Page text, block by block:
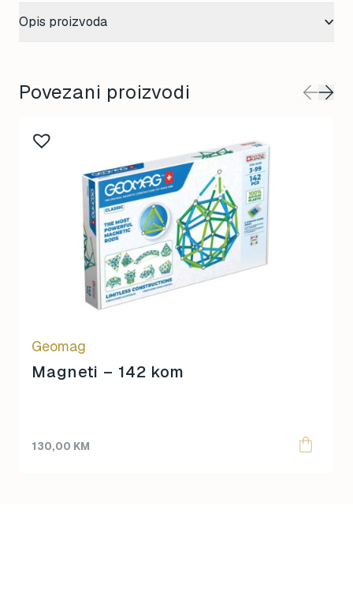
Opis proizvoda
Povezani proizvodi
Geomag
Magneti – 142 kom
130,00 KM